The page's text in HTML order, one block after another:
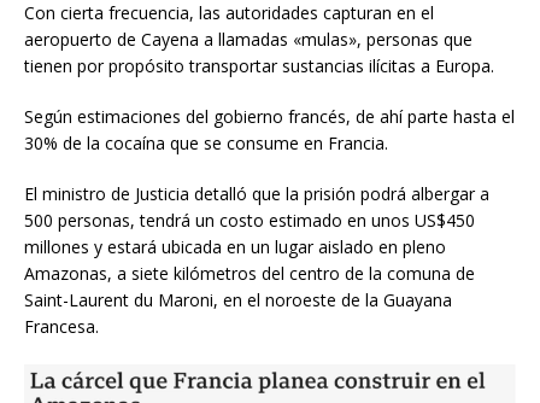
Con cierta frecuencia, las autoridades capturan en el
aeropuerto de Cayena a llamadas «mulas», personas que
tienen por propósito transportar sustancias ilícitas a Europa.
Según estimaciones del gobierno francés, de ahí parte hasta el
30% de la cocaína que se consume en Francia.
El ministro de Justicia detalló que la prisión podrá albergar a
500 personas, tendrá un costo estimado en unos US$450
millones y estará ubicada en un lugar aislado en pleno
Amazonas, a siete kilómetros del centro de la comuna de
Saint-Laurent du Maroni, en el noroeste de la Guayana
Francesa.